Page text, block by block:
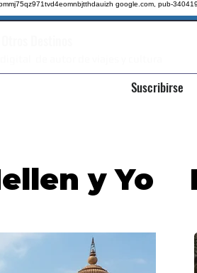
google.com, pub-
Suscribirse
y Yo